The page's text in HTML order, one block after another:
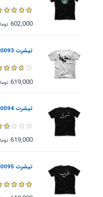
602,000
تیشرت DS0093
619,000
تیشرت DS0094
619,000
تیشرت DS0095